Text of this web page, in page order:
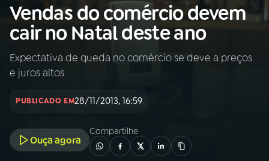
Buscar
na
Rádio
Nacional
Buscar
Vendas do comércio devem
cair no Natal deste ano
Expectativa de queda no comércio se deve a preços
e juros altos
PUBLICADO EM28/11/2013, 16:59
Ouça agora
Compartilhe